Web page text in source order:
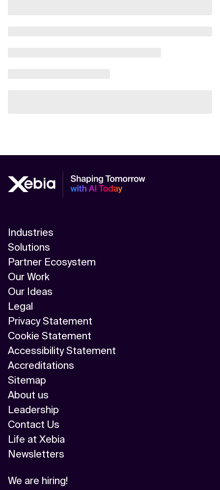
Industries
Solutions
Partner Ecosystem
Our Work
Our Ideas
Legal
Privacy Statement
Cookie Statement
Accessibility Statement
Accreditations
Sitemap
About us
Leadership
Contact Us
Life at Xebia
Newsletters
We are hiring!